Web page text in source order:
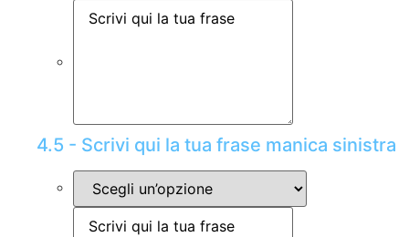
4.5 - Scrivi qui la tua frase manica sinistra